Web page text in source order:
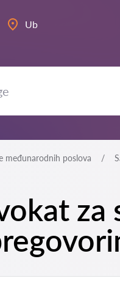
Ub
međunarodnih poslova